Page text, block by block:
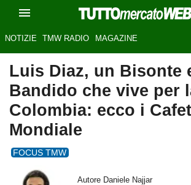
NOTIZIE TMW RADIO MAGAZINE
Luis Diaz, un Bisonte
Bandido che vive per
Colombia: ecco i
Mondiale
FOCUS TMW
Autore Daniele Najjar